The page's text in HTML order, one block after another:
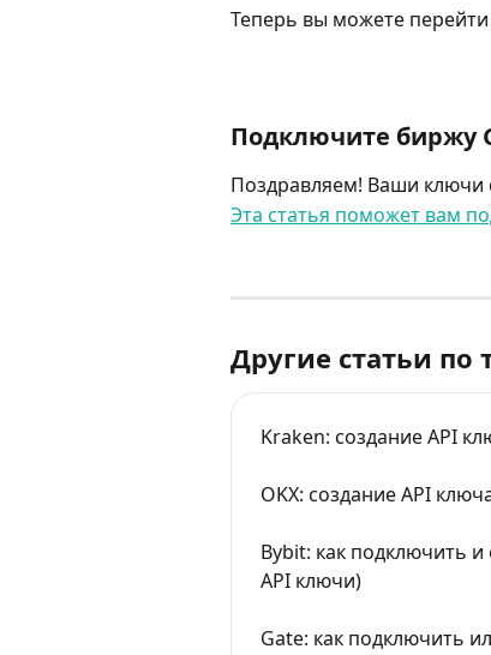
Теперь вы можете
Подключите биржу
Поздравляем! Ваши ключи
Эта статья поможет вам
Другие статьи по
Kraken: cоздание API
OKX: cоздание API
Bybit: как подключить
API ключи)
Gate: как подключить